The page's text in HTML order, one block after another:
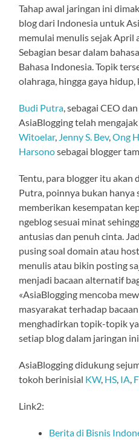
Tahap awal jaringan ini
blog dari Indonesia untuk
memulai menulis sejak April
Sebagian besar dalam
Bahasa Indonesia. Topik
olahraga, hingga gaya hidup,
Budi Putra , sebagai CEO
AsiaBlogging telah
Witoelar, Jenny S. Bev,Ong
Harsonosebagai blogger
Tentu, para blogger itu akan
Putra, poinnya bukan hanya
memberikan kesempatan
ngeblog sesuai minat
antusias dan penuh cinta.
pusing soal domain atau
menulis atau bikin posting
menjadi bacaan alternatif
«AsiaBlogging mencoba
masyarakat terhadap
menghadirkan topik-topik
setiap blog dalam jaringan
AsiaBlogging didukung
tokoh berinisial KW, HS IA
Link2:
Berita di Bisnis